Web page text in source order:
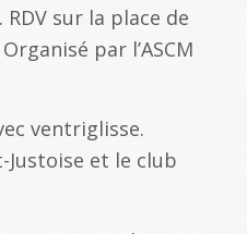
sur la place de
par l’ASCM
ventriglisse.
Justoise et le club